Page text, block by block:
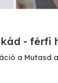
- férfi
a Mutasd